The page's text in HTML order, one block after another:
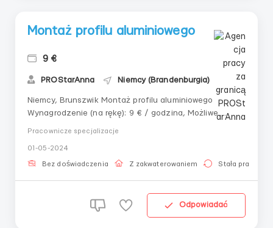
Montaż profilu aluminiowego
9 €
PROStarAnna Niemcy (Brandenburgia)
Niemcy, Brunszwik Montaż profilu aluminiowego
Wynagrodzenie (na rękę): 9 € / godzina, Możliwe
potrzeby. Praca długoterminowa. Od 9 godz./dzień.
180-240 godz./miesiąc. Zakwaterowanie: Zapewniane
Pracownicze specjalizacje
01-05-2024
Bez doświadczenia Z zakwaterowaniem Stała praca
Odpowiadać